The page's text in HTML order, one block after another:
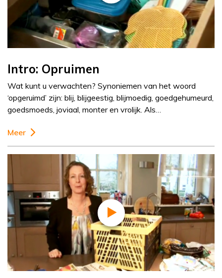
Intro: Opruimen
Wat kunt u verwachten? Synoniemen van het woord
‘opgeruimd’ zijn: blij, blijgeestig, blijmoedig, goedgehumeurd,
goedsmoeds, joviaal, monter en vrolijk. Als…
Meer